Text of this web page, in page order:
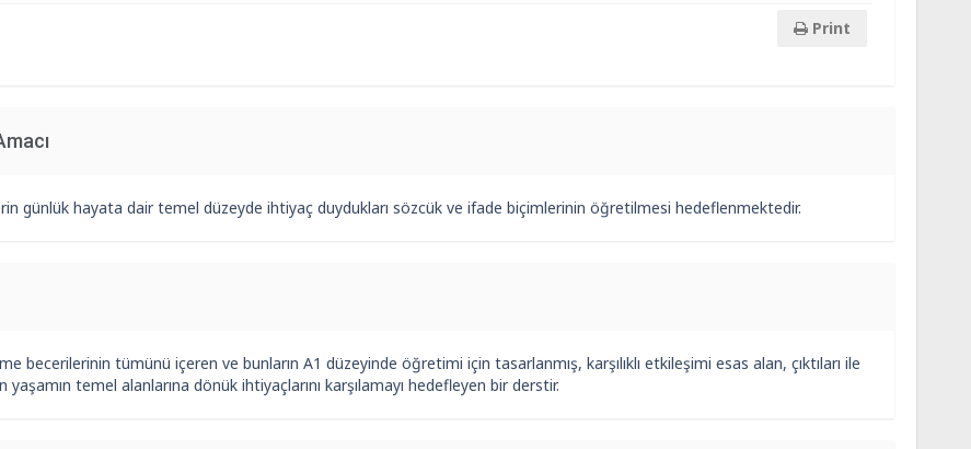
Print
günlük hayata dair temel düzeyde ihtiyaç duydukları sözcük ve ifade biçimlerinin öğretilmesi hedeflenmektedir.
becerilerinin tümünü içeren ve bunların A1 düzeyinde öğretimi için tasarlanmış, karşılıklı etkileşimi esas alan, çıktıları ile
yaşamın temel alanlarına dönük ihtiyaçlarını karşılamayı hedefleyen bir derstir.